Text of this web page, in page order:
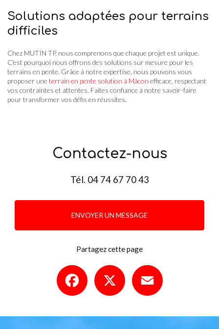
Solutions adaptées pour terrains
difficiles
Chez MUTIN TP, nous comprenons que chaque projet est unique.
C'est pourquoi nous offrons des solutions sur mesure pour les
terrains en pente. Grâce à notre expertise, nous pouvons vous
proposer une terrain en pente solution à Mâcon efficace, respectant
vos contraintes et attentes. Faites confiance à notre savoir-faire
pour transformer vos défis en réussites.
Contactez-nous
Tél. 04 74 67 70 43
ENVOYER UN MESSAGE
Partagez cette page
Facebook